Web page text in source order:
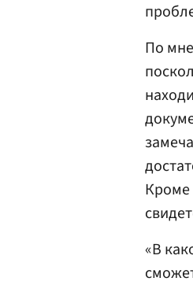
По
Кроме
«В